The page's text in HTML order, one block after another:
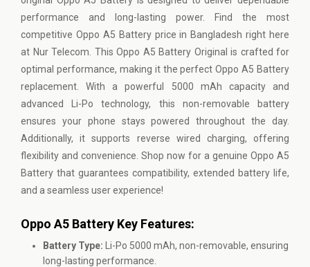
performance and long-lasting power. Find the most
competitive Oppo A5 Battery price in Bangladesh right here
at Nur Telecom. This Oppo A5 Battery Original is crafted for
optimal performance, making it the perfect Oppo A5 Battery
replacement. With a powerful 5000 mAh capacity and
advanced Li-Po technology, this non-removable battery
ensures your phone stays powered throughout the day.
Additionally, it supports reverse wired charging, offering
flexibility and convenience. Shop now for a genuine Oppo A5
Battery that guarantees compatibility, extended battery life,
and a seamless user experience!
Oppo A5 Battery Key Features:
Battery Type: Li-Po 5000 mAh, non-removable, ensuring
long-lasting performance.